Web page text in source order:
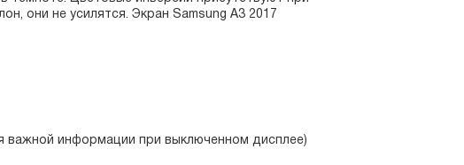
они не усилятся. Экран Samsung А3 2017
важной информации при выключенном дисплее)